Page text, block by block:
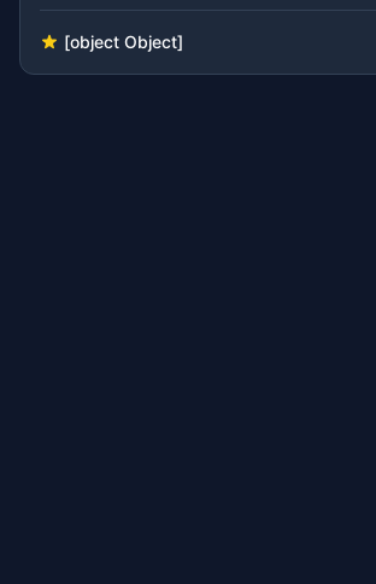
[object Object]